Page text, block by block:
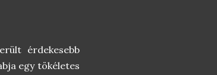
érdekesebb
egy tökéletes